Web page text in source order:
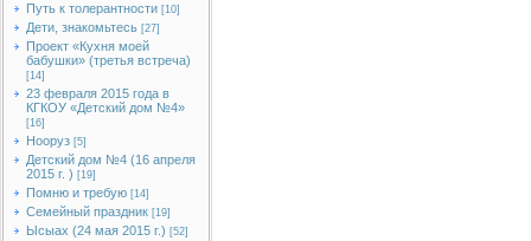
Путь к толерантности [10]
Дети, знакомьтесь [27]
Проект «Кухня моей
бабушки» (третья встреча)
[14]
23 февраля 2015 года в
КГКОУ «Детский дом №4»
[16]
Нооруз [5]
Детский дом №4 (16 апреля
2015 г. ) [19]
Помню и требую [14]
Семейный праздник [19]
Ысыах (24 мая 2015 г.) [52]